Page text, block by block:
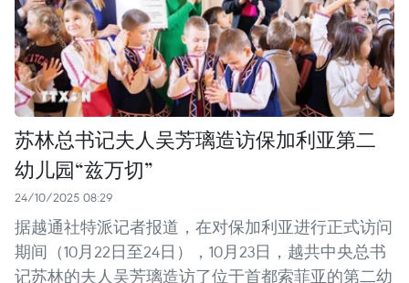
苏林总书记夫人吴芳璃造访保加利亚第二
幼儿园“兹万切”
24/10/2025 08:29
据越通社特派记者报道，在对保加利亚进行正式访问
期间（10月22日至24日），10月23日，越共中央总书
记苏林的夫人吴芳璃造访了位于首都索菲亚的第二幼